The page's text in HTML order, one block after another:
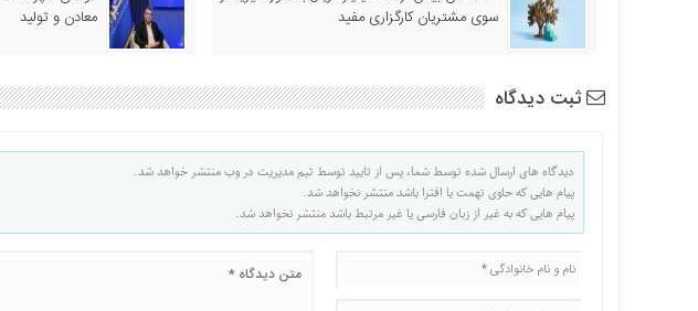
سوی مشتریان کارگزاری مفید
معادن و تولید
ثبت دیدگاه
دیدگاه های ارسال شده توسط شما، پس از تایید توسط تیم مدیریت در وب منتشر خواهد شد.
پیام هایی که حاوی تهمت یا افترا باشد منتشر نخواهد شد.
پیام هایی که به غیر از زبان فارسی یا غیر مرتبط باشد منتشر نخواهد شد.